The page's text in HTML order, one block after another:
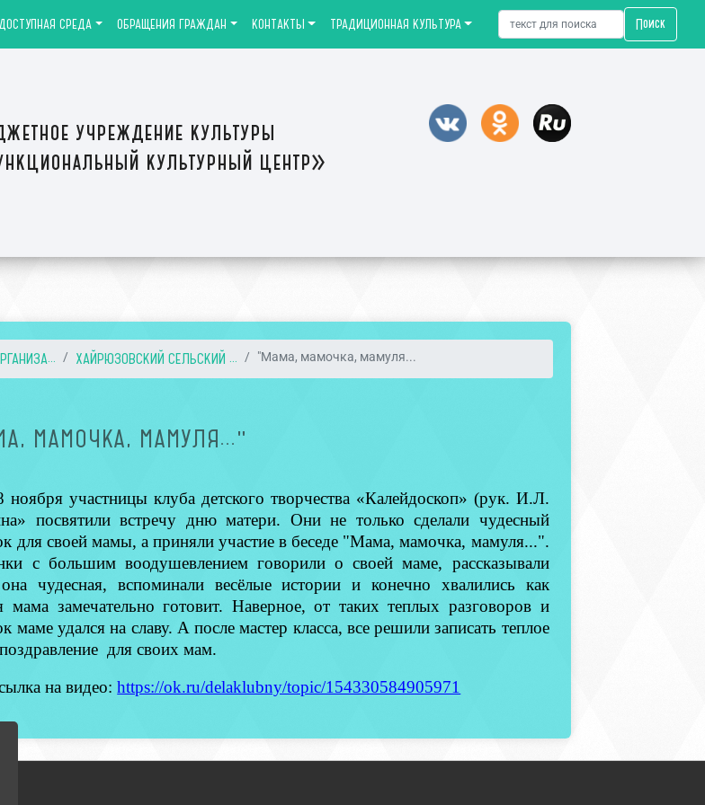
учреждение культуры
культурный центр»
СРЕДА ОБРАЩЕНИЯ ГРАЖДАН КОНТАКТЫ ТРАДИЦИОННАЯ КУЛЬТУРА Поиск
ХАЙРЮЗОВСКИЙ СЕЛЬСКИЙ ... "Мама, мамочка, мамуля...
МАМОЧКА, МАМУЛЯ..."
ноября участницы клуба детского творчества «Калейдоскоп» (рук. И.Л.
посвятили встречу дню матери. Они не только сделали чудесный
для своей мамы, а приняли участие в беседе "Мама, мамочка, мамуля...".
с большим воодушевлением говорили о своей маме, рассказывали
чудесная, вспоминали весёлые истории и конечно хвалились как
мама замечательно готовит. Наверное, от таких теплых разговоров и
маме удался на славу. А после мастер класса, все решили записать теплое
для своих мам.
на видео:https://ok.ru/delaklubny/topic/154330584905971